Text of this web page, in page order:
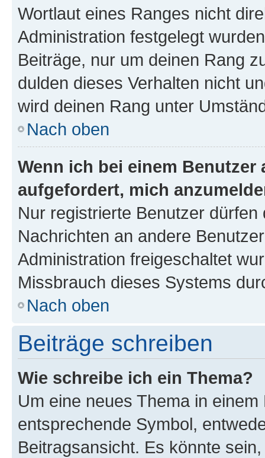
Wortlaut eines Ranges nicht
Administration festgelegt
Beiträge, nur um deinen Rang
dulden dieses Verhalten nicht
wird deinen Rang unter
Nach oben
Wenn ich bei einem
aufgefordert, mich
Nur registrierte Benutzer
Nachrichten an andere
Administration freigeschaltet
Missbrauch dieses Systems
Nach oben
Beiträge schreiben
Wie schreibe ich ein Thema?
Um eine neues Thema in
entsprechende Symbol,
Beitragsansicht. Es könnte